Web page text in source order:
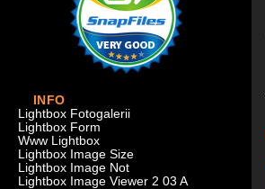
INFO
Lightbox Fotogalerii
Lightbox Form
Www Lightbox
Lightbox Image Size
Lightbox Image Not
Lightbox Image Viewer 2 03 A